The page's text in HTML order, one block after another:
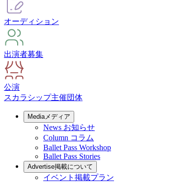
オーディション
出演者募集
公演
スカラシップ主催団体
Mediaメディア
News お知らせ
Column コラム
Ballet Pass Workshop
Ballet Pass Stories
Advertise掲載について
イベント掲載プラン